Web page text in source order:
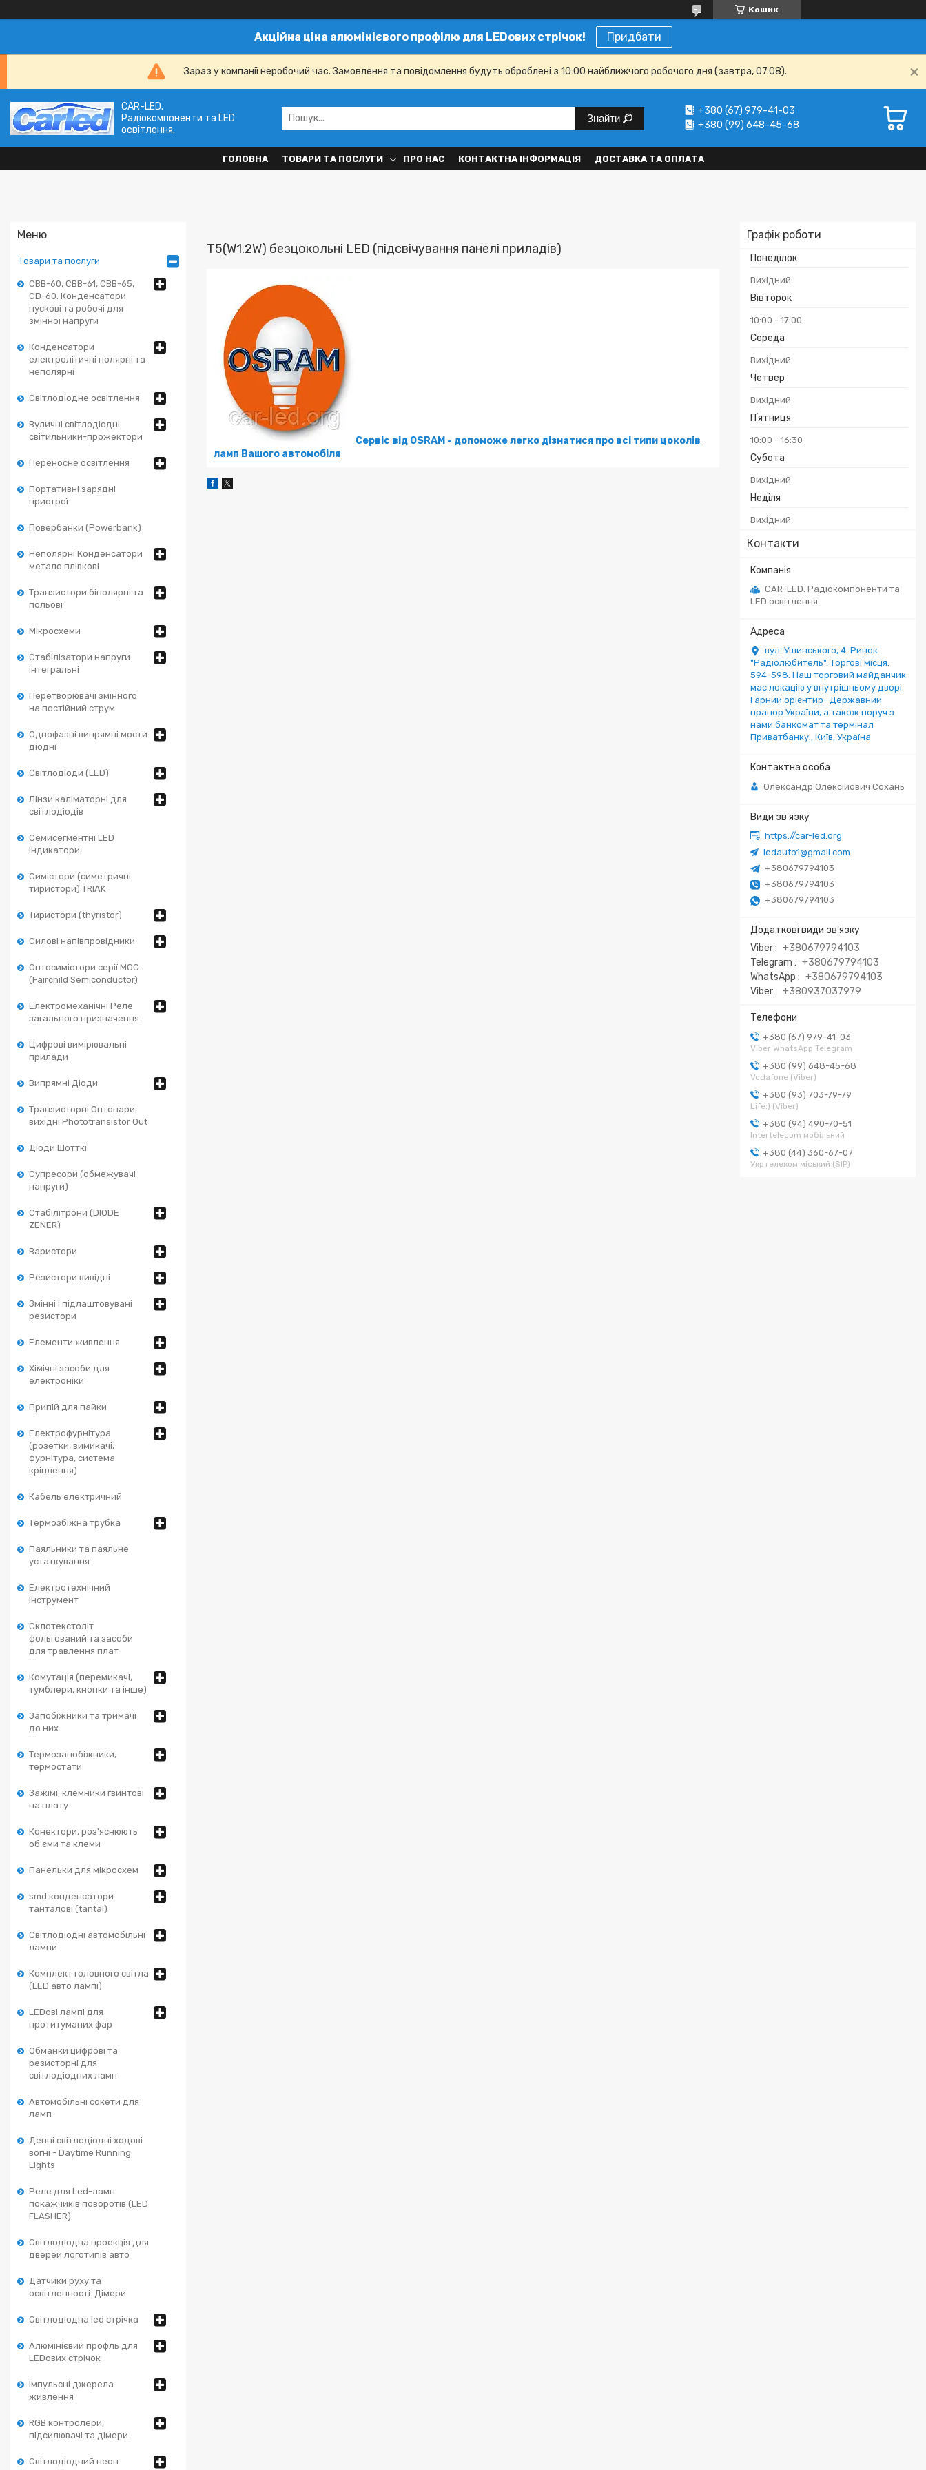
Кошик
Акційна ціна алюмінієвого профілю для LEDових стрічок! Придбати
Зараз у компанії неробочий час. Замовлення та повідомлення будуть оброблені з 10:00 найближчого робочого дня (завтра, 07.08).
CAR-LED.
Радіокомпоненти та LED
освітлення.
Знайти
+380 (67) 979-41-03
+380 (99) 648-45-68
ГОЛОВНА ТОВАРИ ТА ПОСЛУГИ ПРО НАС КОНТАКТНА ІНФОРМАЦІЯ ДОСТАВКА ТА ОПЛАТА
Товари та послуги
CBB-60, CBB-61, CBB-65,
CD-60. Конденсатори
пускові та робочі для
змінної напруги
Конденсатори
електролітичні полярні та
неполярні
Світлодіодне освітлення
Вуличні світлодіодні
світильники-прожектори
Переносне освітлення
Портативні зарядні
пристрої
Повербанки (Powerbank)
Неполярні Конденсатори
метало плівкові
Транзистори біполярні та
польові
Мікросхеми
Стабілізатори напруги
інтегральні
Перетворювачі змінного
на постійний струм
Однофазні випрямні мости
діодні
Світлодіоди (LED)
Лінзи каліматорні для
світлодіодів
Семисегментні LED
індикатори
Симістори (симетричні
тиристори) TRIAK
Тиристори (thyristor)
Силові напівпровідники
Оптосимістори серії MOC
(Fairchild Semiconductor)
Електромеханічні Реле
загального призначення
Цифрові вимірювальні
прилади
Випрямні Діоди
Транзисторні Оптопари
вихідні Phototransistor Out
Діоди Шотткі
Супресори (обмежувачі
напруги)
Стабілітрони (DIODE
ZENER)
Варистори
Резистори вивідні
Змінні і підлаштовувані
резистори
Елементи живлення
Хімічні засоби для
електроніки
Припій для пайки
Електрофурнітура
(розетки, вимикачі,
фурнітура, система
кріплення)
Кабель електричний
Термозбіжна трубка
Паяльники та паяльне
устаткування
Електротехнічний
інструмент
Склотекстоліт
фольгований та засоби
для травлення плат
Комутація (перемикачі,
тумблери, кнопки та інше)
Запобіжники та тримачі
до них
Термозапобіжники,
термостати
Зажімі, клемники гвинтові
на плату
Конектори, роз'яснюють
об'єми та клеми
Панельки для мікросхем
smd конденсатори
танталові (tantal)
Світлодіодні автомобільні
лампи
Комплект головного світла
(LED авто лампі)
LEDові лампі для
протитуманих фар
Обманки цифрові та
резисторні для
світлодіодних ламп
Автомобільні сокети для
ламп
Денні світлодіодні ходові
вогні - Daytime Running
Lights
Реле для Led-ламп
покажчиків поворотів (LED
FLASHER)
Світлодіодна проекція для
дверей логотипів авто
Датчики руху та
освітленності. Дімери
Світлодіодна led стрічка
Алюмінієвий профль для
LEDових стрічок
Імпульсні джерела
живлення
RGB контролери,
підсилювачі та дімери
Світлодіодний неон
Графік роботи
Понеділок
Вихідний
Вівторок
10:00 17:00
Середа
Вихідний
Четвер
Вихідний
Пʼятниця
10:00 16:30
Субота
Вихідний
Неділя
Вихідний
Контакти
CAR-LED. Радіокомпоненти та
LED освітлення.
вул. Ушинського, 4. Ринок
"Радіолюбитель". Торгові місця:
594-598. Наш торговий майданчик
має локацію у внутрішньому дворі.
Гарний орієнтир- Державний
прапор України, а також поруч з
нами банкомат та термінал
Приватбанку., Київ, Україна
Олександр Олексійович Сохань
https://car-led.org
ledauto1@gmail.com
+380679794103
+380679794103
+380679794103
Viber
+380679794103
Telegram
+380679794103
WhatsApp
+380679794103
Viber
+380937037979
+380 (67) 979-41-03
Viber WhatsApp Telegram
+380 (99) 648-45-68
Vodafone (Viber)
+380 (93) 703-79-79
Life:) (Viber)
+380 (94) 490-70-51
Intertelecom мобільний
+380 (44) 360-67-07
Укртелеком міський (SIP)
T5(W1.2W) безцокольні LED (підсвічування панелі приладів)
Сервіс від OSRAM - допоможе легко дізнатися про всі типи цоколів
ламп Вашого автомобіля